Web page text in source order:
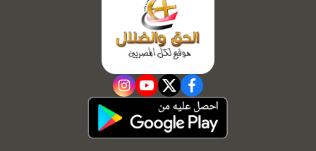
facebook
twitter
youtube
instagram